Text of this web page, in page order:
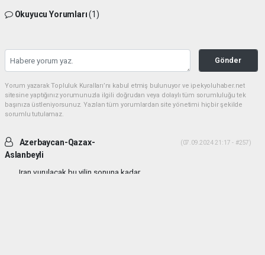
Okuyucu Yorumları(1)
Gönder
Yorum yazarak Topluluk Kuralları’nı kabul etmiş bulunuyor ve ipekyoluhaber.net
sitesine yaptığınız yorumunuzla ilgili doğrudan veya dolaylı tüm sorumluluğu tek
başınıza üstleniyorsunuz. Yazılan tüm yorumlardan site yönetimi hiçbir şekilde
sorumlu tutulamaz.
Azerbaycan-Qazax-
Aslanbeyli
(07.09.2024 21:17 - #257)
Iran vurulacak bu yilin sonuna kadar...